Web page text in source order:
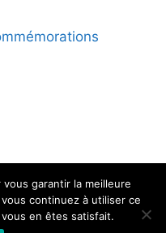
en Ariège - Solidarité
garantir la meilleure
continuez à utiliser ce
en êtes satisfait.